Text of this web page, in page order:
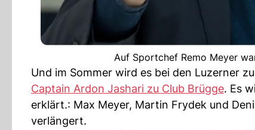
Auf Sportchef Remo Meyer
Und im Sommer wird es bei den Luzerner
Captain Ardon Jashari zu Club Brügge. Es
erklärt.: Max Meyer, Martin Frydek und
verlängert.